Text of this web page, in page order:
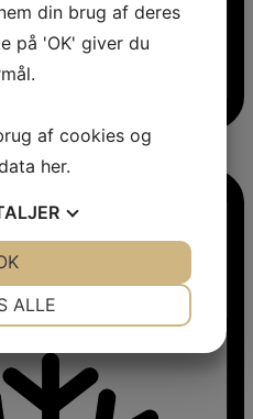
din brug af deres
på 'OK' giver du
af cookies og
her.
STATISTIK
ALLE